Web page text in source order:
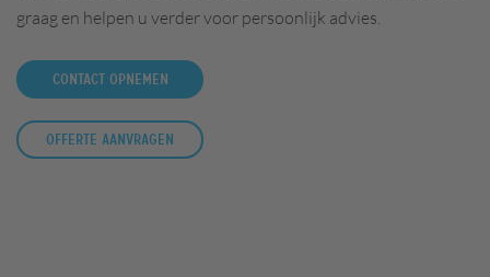
graag en helpen u verder voor persoonlijk advies.
Contact opnemen
Offerte aanvragen